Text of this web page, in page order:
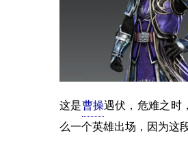
这是曹操遇伏，危难之时
么一个英雄出场，因为这